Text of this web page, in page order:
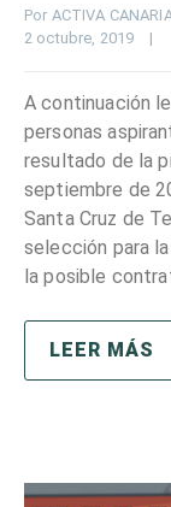
Por ACTIVA
2 octubre, 2019 |
A continuación
personas
resultado de la
septiembre de
Santa Cruz de
selección para
la posible
LEER MÁS